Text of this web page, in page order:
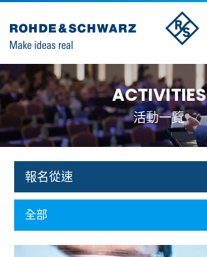
Activities
Contact Us
Member
Calendar
Member Login
ACTIVITIES
活動一覽
報名從速
全部